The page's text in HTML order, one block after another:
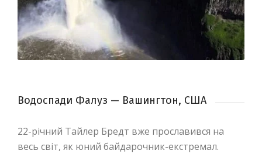
Водоспади Фалуз — Вашингтон, США
22-річний Тайлер Бредт вже прославився на
весь світ, як юний байдарочник-екстремал.